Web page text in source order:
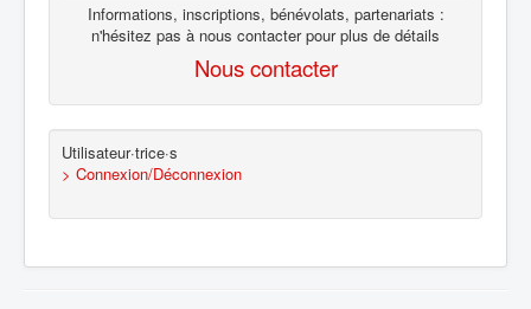
Informations, inscriptions, bénévolats, partenariats :
n'hésitez pas à nous contacter pour plus de détails
Nous contacter
Utilisateur·trice·s
> Connexion/Déconnexion